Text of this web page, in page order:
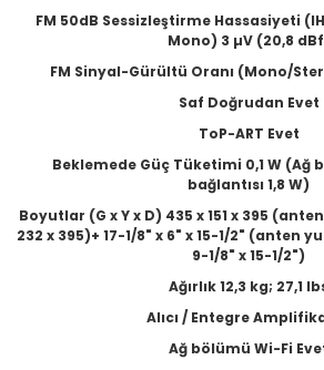
FM 50dB Sessizleştirme Hassasiyeti
Mono) 3 µV (20,8
FM Sinyal-Gürültü Oranı (Mono/
Saf Doğrudan Evet
ToP-ART Evet
Beklemede Güç Tüketimi 0,1 W (Ağ
bağlantısı 1,8 W)
Boyutlar (G x Y x D) 435 x 151 x 395
232 x 395)+ 17-1/8" x 6" x 15-1/2" (anten
9-1/8" x 15-1/2")
Ağırlık 12,3 kg; 27,1
Alıcı / Entegre
Ağ bölümü Wi-Fi